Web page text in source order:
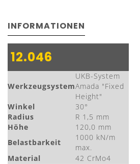
INFORMATIONEN
12.046
Werkzeugsystem
UKB-System
Amada "Fixed
Height"
Winkel
30°
Radius
R 1,5 mm
Höhe
120,0 mm
Belastbarkeit
1000 kN/m
max.
Material
42 CrMo4